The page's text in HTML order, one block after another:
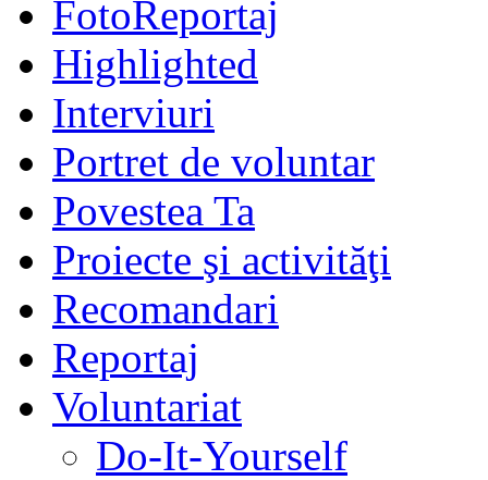
FotoReportaj
Highlighted
Interviuri
Portret de voluntar
Povestea Ta
Proiecte şi activităţi
Recomandari
Reportaj
Voluntariat
Do-It-Yourself